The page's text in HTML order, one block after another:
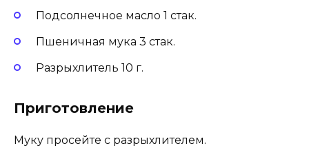
Подсолнечное масло 1 стак.
Пшеничная мука 3 стак.
Разрыхлитель 10 г.
Приготовление
Муку просейте с разрыхлителем.